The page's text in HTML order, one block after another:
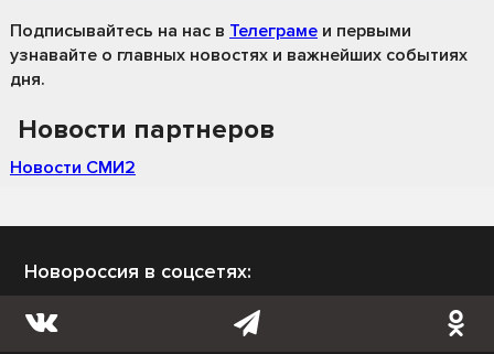
Подписывайтесь на нас в Телеграме и первыми
узнавайте о главных новостях и важнейших событиях
дня.
Новости партнеров
Новости СМИ2
Новороссия в соцсетях: